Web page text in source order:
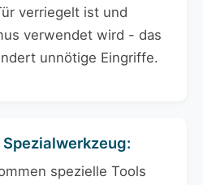
verriegelt ist und
verwendet wird - das
unnötige Eingriffe.
spezielle Tools